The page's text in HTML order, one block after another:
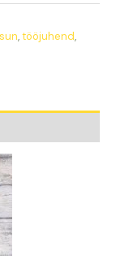
,tööjuhend,